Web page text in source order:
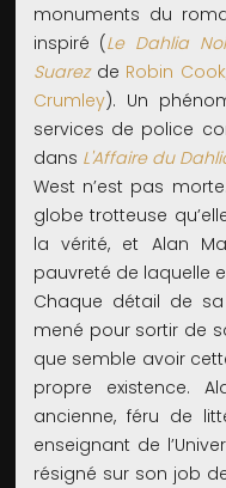
monuments du
inspiré (Le Dahlia
Suarezde Robin Cook
Crumley). Un
services de police
dans L'Affaire du
West n’est pas
globe trotteuse
la vérité, et Alan
pauvreté de laquelle
Chaque détail de
mené pour sortir de
que semble avoir
propre existence.
ancienne, féru de
enseignant de
résigné sur son job